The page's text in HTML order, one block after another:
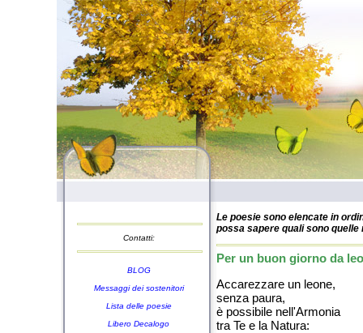
Contatti:
BLOG
Messaggi dei sostenitori
Lista delle poesie
Libero Decalogo
Le poesie sono elencate in
possa sapere quali sono
Per un buon giorno da
Accarezzare un leone,
senza paura,
è possibile nell'Armonia
tra Te e la Natura: